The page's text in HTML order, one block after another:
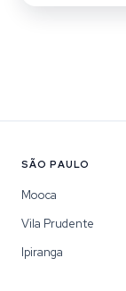
SÃO PAULO
Mooca
Vila Prudente
Ipiranga